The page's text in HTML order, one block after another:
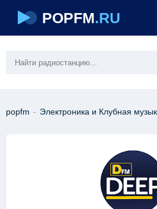
POPFM.RU
popfm - Электроника и Клубная